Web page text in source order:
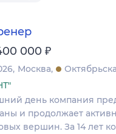
000 ₽
Москва
день компания
и продолжает
вершин. За 14 лет